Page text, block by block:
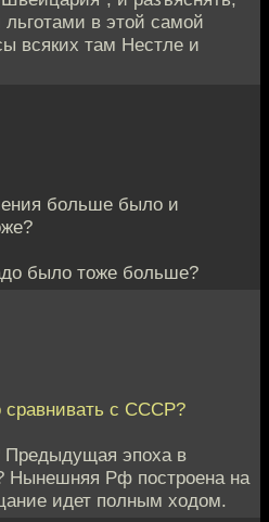
в этой самой
всяких там Нестле и
больше было и
было тоже больше?
сравнивать с СССР?
Предыдущая эпоха в
Нынешняя Рф построена на
идет полным ходом.